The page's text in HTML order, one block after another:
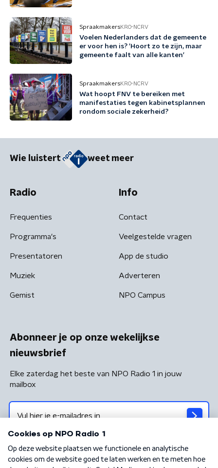
SpraakmakersKRO-NCRV
Voelen Nederlanders dat de gemeente
er voor hen is? 'Hoort zo te zijn, maar
gemeente faalt van alle kanten'
SpraakmakersKRO-NCRV
Wat hoopt FNV te bereiken met
manifestaties tegen kabinetsplannen
rondom sociale zekerheid?
Wie luistert weet meer
Radio
Frequenties
Programma's
Presentatoren
Muziek
Gemist
Info
Contact
Veelgestelde vragen
App de studio
Adverteren
NPO Campus
Abonneer je op onze wekelijkse
nieuwsbrief
Elke zaterdag het beste van NPO Radio 1 in jouw
mailbox